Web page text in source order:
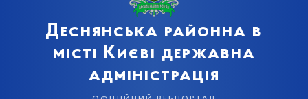
Деснянська районна в
місті Києві державна
адміністрація